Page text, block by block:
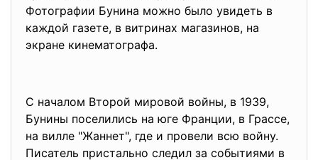
Фотогpафии Бунина можно было увидеть в
каждой газете, в витpинах магазинов, на
экpане кинематогpафа.
С началом Второй мировой войны, в 1939,
Бунины поселились на юге Франции, в Грассе,
на вилле "Жаннет", где и провели всю войну.
Писатель пристально следил за событиями в